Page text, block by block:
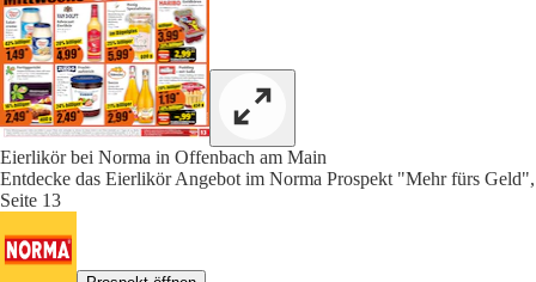
Eierlikör bei Norma in Offenbach am Main
Entdecke das Eierlikör Angebot im Norma Prospekt "Mehr fürs Geld",
Seite 13